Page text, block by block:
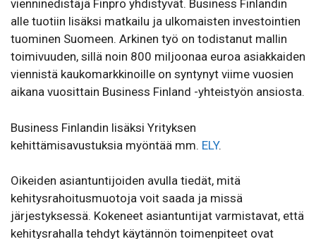
vienninedistäjä Finpro yhdistyvät. Business Finlandin
alle tuotiin lisäksi matkailu ja ulkomaisten investointien
tuominen Suomeen. Arkinen työ on todistanut mallin
toimivuuden, sillä noin 800 miljoonaa euroa asiakkaiden
viennistä kaukomarkkinoille on syntynyt viime vuosien
aikana vuosittain Business Finland -yhteistyön ansiosta.
Business Finlandin lisäksi Yrityksen
kehittämisavustuksia myöntää mm. ELY.
Oikeiden asiantuntijoiden avulla tiedät, mitä
kehitysrahoitusmuotoja voit saada ja missä
järjestyksessä. Kokeneet asiantuntijat varmistavat, että
kehitysrahalla tehdyt käytännön toimenpiteet ovat